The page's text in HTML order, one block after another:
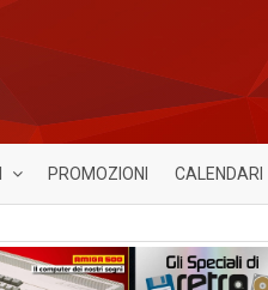
PROMOZIONI CALENDARI